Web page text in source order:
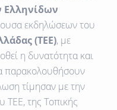
εκδηλώσεων του
(ΤΕΕ), με
η δυνατότητα και
παρακολουθήσουν
τίμησαν με την
ΤΕΕ, της Τοπικής